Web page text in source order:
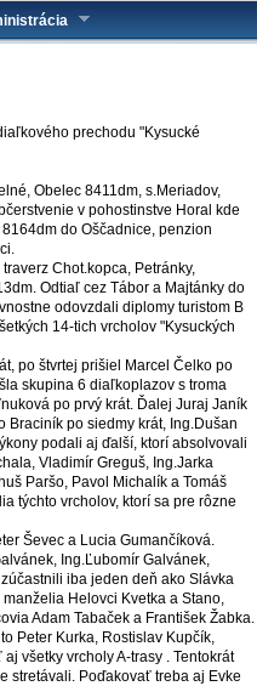
prechodu "Kysucké
Obelec 8411dm, s.Meriadov,
v pohostinstve Horal kde
do Oščadnice, penzion
Chot.kopca, Petránky,
Odtiaľ cez Tábor a Majtánky do
odovzdali diplomy turistom B
14-tich vrcholov "Kysuckých
po štvrtej prišiel Marcel Čelko po
skupina 6 diaľkoplazov s troma
po prvý krát. Ďalej Juraj Janík
Braciník po siedmy krát, Ing.Dušan
podali aj ďalší, ktorí absolvovali
Vladimír Greguš, Ing.Jarka
Paršo, Pavol Michalík a Tomáš
týchto vrcholov, ktorí sa pre rôzne
Ševec a Lucia Gumančíková.
Ing.Ľubomír Galvánek,
iba jeden deň ako Slávka
Helovci Kvetka a Stano,
Adam Tabaček a František Žabka.
Peter Kurka, Rostislav Kupčík,
všetky vrcholy A-trasy . Tentokrát
stretávali. Poďakovať treba aj Evke